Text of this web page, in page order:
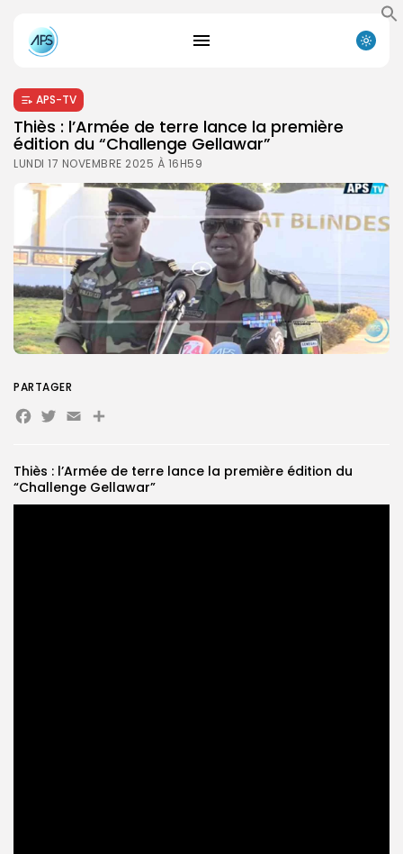
for: Button
FR
APS-TV
Thiès : l’Armée de terre lance la première
édition du “Challenge Gellawar”
LUNDI 17 NOVEMBRE 2025 À 16H59
Thiès : l’Armée de terre lance la première édition du
“Challenge Gellawar”
PARTAGER
Facebook
Twitter
EmailPartager